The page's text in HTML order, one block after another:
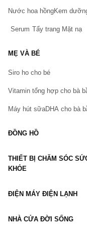
Hãy báo lỗi cho
Vấn đề
Nước hoa hồngKem
Serum Tẩy trang Mặt nạ
MẸ VÀ BÉ
Siro ho cho bé
Vitamin tổng hợp cho bà
Máy hút sữaDHA cho bà
ĐỒNG HỒ
THIẾT BỊ CHĂM SÓC
KHỎE
ĐIỆN MÁY ĐIỆN LẠNH
NHÀ CỬA ĐỜI SỐNG